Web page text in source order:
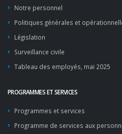
Notre personnel
Politiques générales et
Législation
Surveillance civile
Tableau des employés, mai 2025
PROGRAMMES ET SERVICES
Programmes et services
Programme de services aux